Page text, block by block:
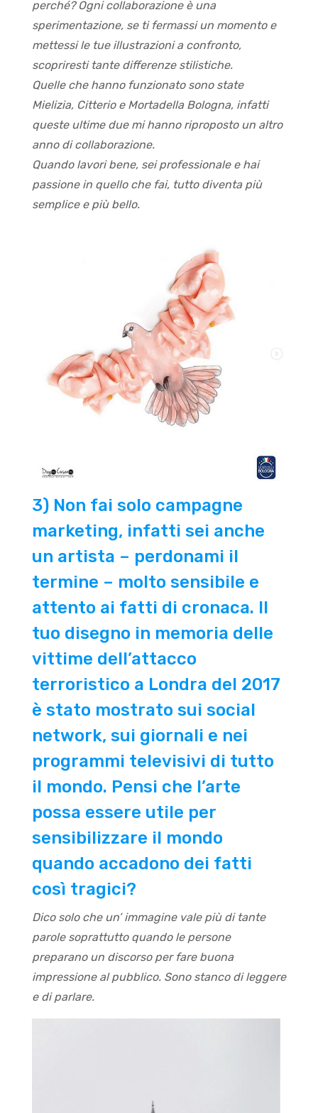
perché? Ogni collaborazione è una
sperimentazione, se ti fermassi un momento e
mettessi le tue illustrazioni a confronto,
scopriresti tante differenze stilistiche.
Quelle che hanno funzionato sono state
Mielizia, Citterio e Mortadella Bologna, infatti
queste ultime due mi hanno riproposto un altro
anno di collaborazione.
Quando lavori bene, sei professionale e hai
passione in quello che fai, tutto diventa più
semplice e più bello.
3) Non fai solo campagne
marketing, infatti sei anche
un artista – perdonami il
termine – molto sensibile e
attento ai fatti di cronaca. Il
tuo disegno in memoria delle
vittime dell’attacco
terroristico a Londra del 2017
è stato mostrato sui social
network, sui giornali e nei
programmi televisivi di tutto
il mondo. Pensi che l’arte
possa essere utile per
sensibilizzare il mondo
quando accadono dei fatti
così tragici?
Dico solo che un’ immagine vale più di tante
parole soprattutto quando le persone
preparano un discorso per fare buona
impressione al pubblico. Sono stanco di leggere
e di parlare.